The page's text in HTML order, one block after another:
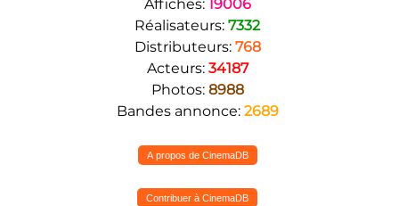
Affiches: 19006
Réalisateurs: 7332
Distributeurs: 768
Acteurs: 34187
Photos: 8988
Bandes annonce: 2689
A propos de CinemaDB
Contribuer à CinemaDB